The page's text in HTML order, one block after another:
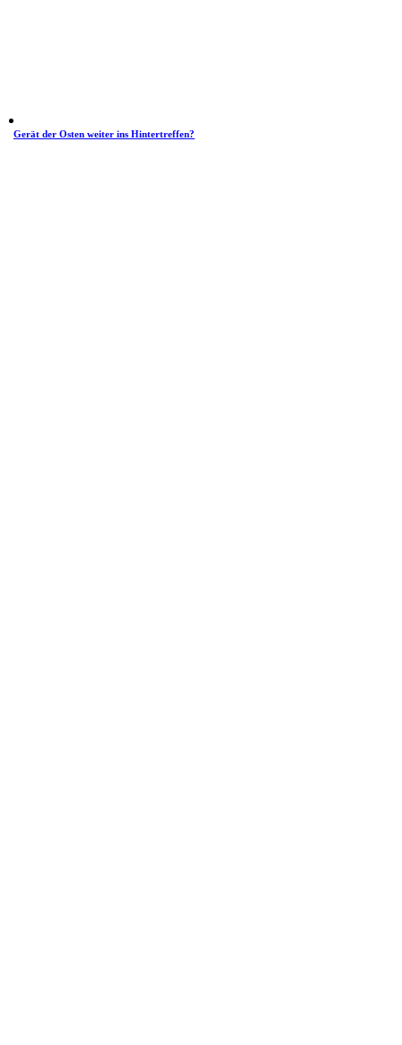
Gerät der Osten weiter ins Hintertreffen?